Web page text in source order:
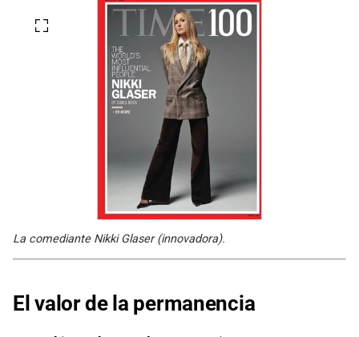
La comediante Nikki Glaser (innovadora).
El valor de la permanencia